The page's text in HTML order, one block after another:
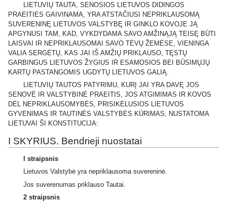
LIETUVIŲ TAUTA, SENOSIOS LIETUVOS DIDINGOS
PRAEITIES GAIVINAMA, YRA ATSTAČIUSI NEPRIKLAUSOMĄ
SUVERENINĘ LIETUVOS VALSTYBĘ IR GINKLO KOVOJE JĄ
APGYNUSI TAM, KAD, VYKDYDAMA SAVO AMŽINĄJĄ TEISĘ BŪTI
LAISVAI IR NEPRIKLAUSOMAI SAVO TĖVŲ ŽEMĖSE, VIENINGA
VALIA SERGĖTŲ, KAS JAI IŠ AMŽIŲ PRIKLAUSO, TĘSTŲ
GARBINGUS LIETUVOS ŽYGIUS IR ESAMOSIOS BEI BŪSIMŲJŲ
KARTŲ PASTANGOMIS UGDYTŲ LIETUVOS GALIĄ.
LIETUVIŲ TAUTOS PATYRIMU, KURĮ JAI YRA DAVĘ JOS
SENOVĖ IR VALSTYBINĖ PRAEITIS, JOS ATGIMIMAS IR KOVOS
DĖL NEPRIKLAUSOMYBĖS, PRISIKĖLUSIOS LIETUVOS
GYVENIMAS IR TAUTINĖS VALSTYBĖS KŪRIMAS, NUSTATOMA
LIETUVAI ŠI KONSTITUCIJA:
I SKYRIUS. Bendrieji nuostatai
l straipsnis
Lietuvos Valstybė yra nepriklausoma suvereninė.
Jos suverenumas priklauso Tautai.
2 straipsnis